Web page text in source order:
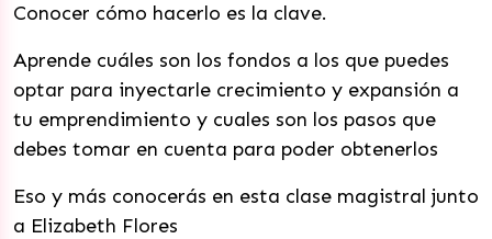
Conocer cómo hacerlo es la clave.
Aprende cuáles son los fondos a los que puedes
optar para inyectarle crecimiento y expansión a
tu emprendimiento y cuales son los pasos que
debes tomar en cuenta para poder obtenerlos
Eso y más conocerás en esta clase magistral junto
a Elizabeth Flores